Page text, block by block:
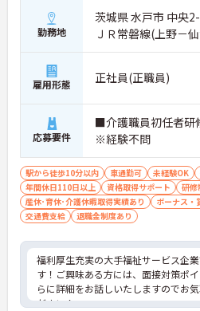
勤務地
茨城県 水戸市 中央
ＪＲ常磐線(上野－
雇用形態 正社員(正職員)
応募要件
■介護職員初任者研
※経験不問
駅から徒歩10分以内 車通勤可 未経験OK
年間休日110日以上
資格取得サポート
研修
産休･育休･介護休暇取得実績あり
ボーナス・
交通費支給
退職金制度あり
福利厚生充実の大手福祉サービス企
す！ご興味ある方には、面接対策ポ
らに詳細をお話しいたしますのでお
ださい！